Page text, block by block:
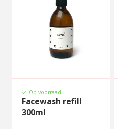
Op voorraad
Facewash refill
300ml